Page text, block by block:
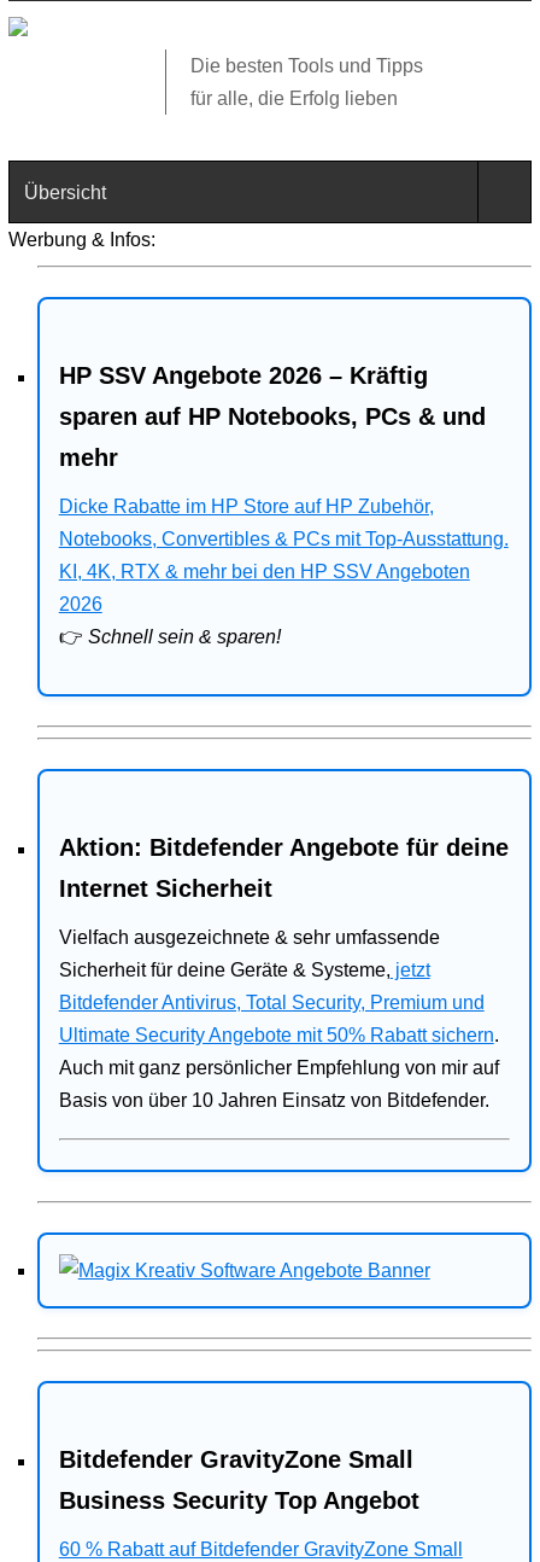
Die besten Tools und Tipps
für alle, die Erfolg lieben
Übersicht
Technik
Web
Business
Angebote
Bitdefender
Ratgeber
Werbung & Infos:
HP SSV Angebote 2026 – Kräftig
sparen auf HP Notebooks, PCs & und
mehr
Dicke Rabatte im HP Store auf HP Zubehör,
Notebooks, Convertibles & PCs mit Top-Ausstattung.
KI, 4K, RTX & mehr bei den HP SSV Angeboten
2026
👉 Schnell sein & sparen!
Aktion: Bitdefender Angebote für deine
Internet Sicherheit
Vielfach ausgezeichnete & sehr umfassende
Sicherheit für deine Geräte & Systeme, jetzt
Bitdefender Antivirus, Total Security, Premium und
Ultimate Security Angebote mit 50% Rabatt sichern.
Auch mit ganz persönlicher Empfehlung von mir auf
Basis von über 10 Jahren Einsatz von Bitdefender.
Bitdefender GravityZone Small
Business Security Top Angebot
60 % Rabatt auf Bitdefender GravityZone Small